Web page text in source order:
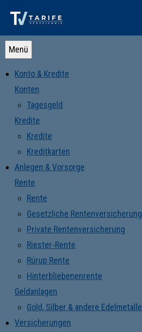
Menü
Konto & Kredite
Konten
Tagesgeld
Kredite
Kredite
Kreditkarten
Anlegen & Vorsorge
Rente
Rente
Gesetzliche Rentenversicherung
Private Rentenversicherung
Riester-Rente
Rürup Rente
Hinterbliebenenrente
Geldanlagen
Gold, Silber & andere Edelmetalle
Versicherungen